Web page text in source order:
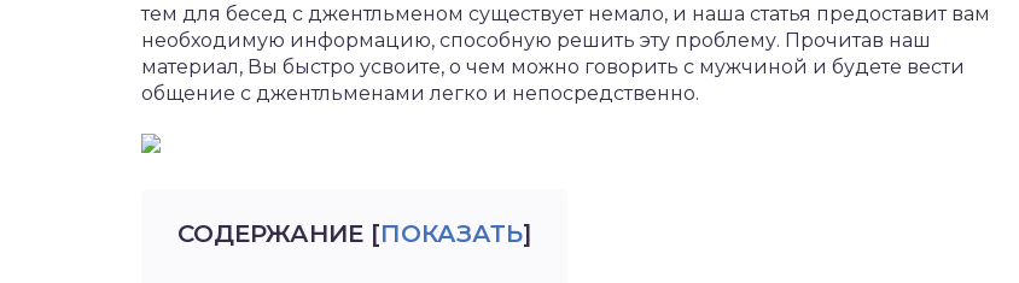
тем для бесед с джентльменом существует немало, и наша статья предоставит вам
необходимую информацию, способную решить эту проблему. Прочитав наш
материал, Вы быстро усвоите, о чем можно говорить с мужчиной и будете вести
общение с джентльменами легко и непосредственно.
СОДЕРЖАНИЕ [ПОКАЗАТЬ]